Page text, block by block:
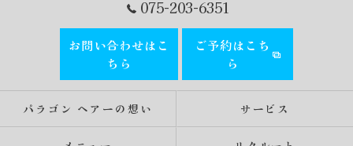
075-203-6351
お問い合わせはこ
ちら
ご予約はこち
ら
パラゴン ヘアーの想い サービス